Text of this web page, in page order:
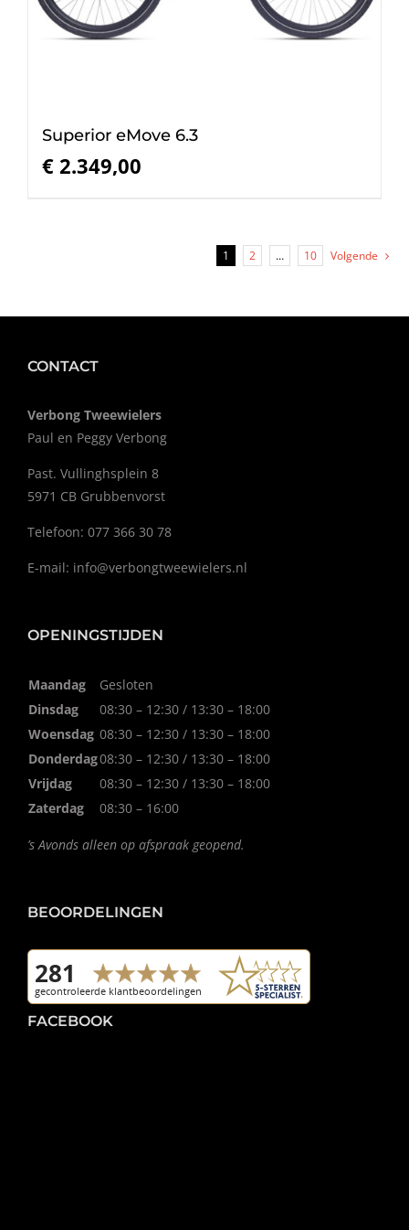
Superior eMove 6.3
€ 2.349,00
1 2 … 10 Volgende
CONTACT
Verbong Tweewielers
Paul en Peggy Verbong
Past. Vullinghsplein 8
5971 CB Grubbenvorst
Telefoon: 077 366 30 78
E-mail: info@verbongtweewielers.nl
OPENINGSTIJDEN
Maandag
Gesloten
Dinsdag
08:30 – 12:30 / 13:30 – 18:00
Woensdag 08:30 – 12:30 / 13:30 – 18:00
Donderdag08:30 – 12:30 / 13:30 – 18:00
Vrijdag
08:30 – 12:30 / 13:30 – 18:00
Zaterdag
08:30 – 16:00
’s Avonds alleen op afspraak geopend.
BEOORDELINGEN
FACEBOOK